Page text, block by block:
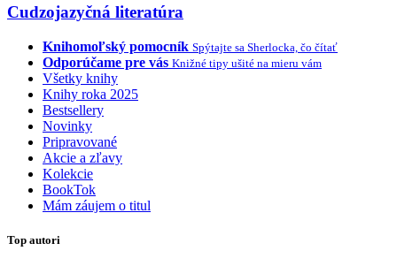
Cudzojazyčná literatúra
Knihomoľský pomocník Spýtajte sa Sherlocka, čo čítať
Odporúčame pre vás Knižné tipy ušité na mieru vám
Všetky knihy
Knihy roka 2025
Bestsellery
Novinky
Pripravované
Akcie a zľavy
Kolekcie
BookTok
Mám záujem o titul
Top autori